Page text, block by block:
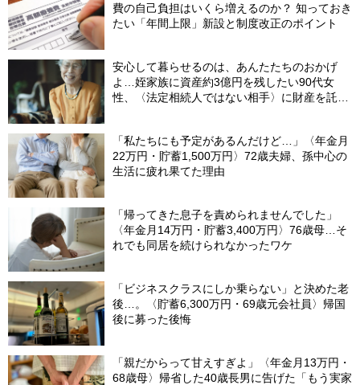
費の自己負担はいくら増えるのか？ 知っておき
たい「年間上限」新設と制度改正のポイント
安心して暮らせるのは、あんたたちのおかげ
よ…姪家族に資産約3億円を残したい90代女
性、〈法定相続人ではない相手〉に財産を託せ
「私たちにも予定があるんだけど…」〈年金月
22万円・貯蓄1,500万円〉72歳夫婦、孫中心の
生活に疲れ果てた理由
「帰ってきた息子を責められませんでした」
〈年金月14万円・貯蓄3,400万円〉76歳母…そ
れでも同居を続けられなかったワケ
「ビジネスクラスにしか乗らない」と決めた老
後…。〈貯蓄6,300万円・69歳元会社員〉帰国
後に募った後悔
「親だからって甘えすぎよ」〈年金月13万円・
68歳母〉帰省した40歳長男に告げた「もう実家